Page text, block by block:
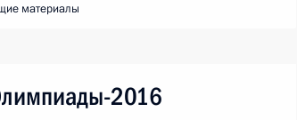
материалы
2016